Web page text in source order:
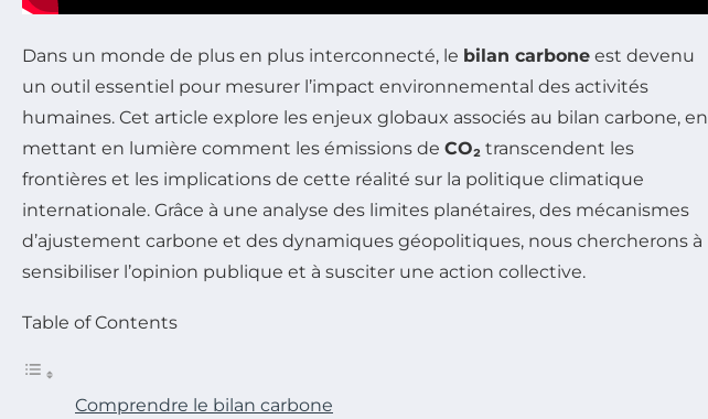
Dans un monde de plus en plus interconnecté, le bilan carbone est devenu
un outil essentiel pour mesurer l’impact environnemental des activités
humaines. Cet article explore les enjeux globaux associés au bilan carbone, en
mettant en lumière comment les émissions de CO₂ transcendent les
frontières et les implications de cette réalité sur la politique climatique
internationale. Grâce à une analyse des limites planétaires, des mécanismes
d’ajustement carbone et des dynamiques géopolitiques, nous chercherons à
sensibiliser l’opinion publique et à susciter une action collective.
Table of Contents
Comprendre le bilan carbone